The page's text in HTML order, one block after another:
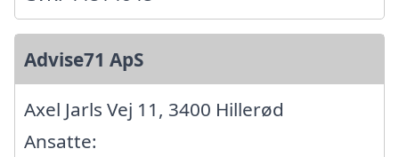
Advise71 ApS
Axel Jarls Vej 11, 3400 Hillerød
Ansatte: